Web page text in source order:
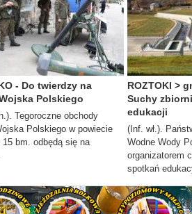
- Do twierdzy na
Polskiego
Tegoroczne obchody
Polskiego w powiecie
15 bm. odbędą się na
ROZTOKI >
Suchy
edukacji
(Inf. wł.).
Wodne Wody
organizatorem
spotkań